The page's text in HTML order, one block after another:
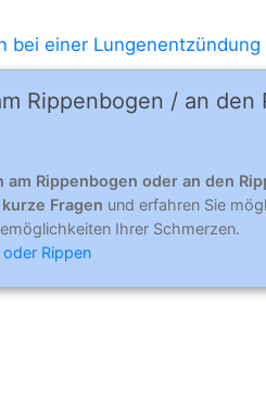
bei einer Lungenentzündung
Rippen­bo­gen / an den
am Rippenbogen oder an den
kurze Fragen und erfahren Sie
Ihrer Schmerzen.
Rippen